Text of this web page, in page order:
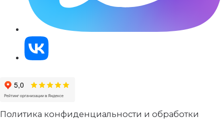
Политика конфиденциальности и обработки